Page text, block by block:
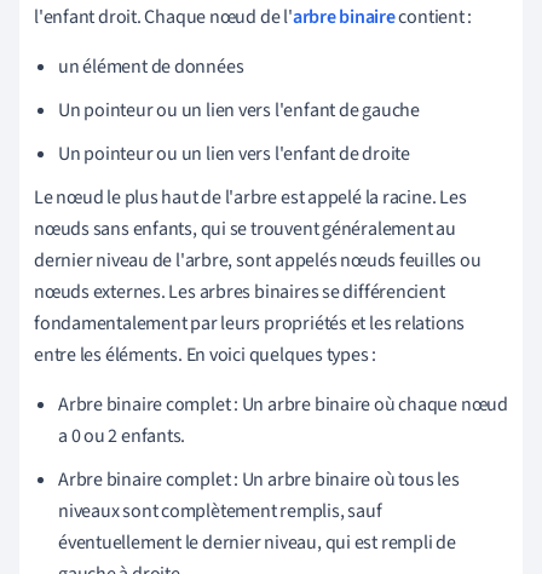
l'enfant droit. Chaque nœud de l'arbre binairecontient :
un élément de données
Un pointeur ou un lien vers l'enfant de gauche
Un pointeur ou un lien vers l'enfant de droite
Le nœud le plus haut de l'arbre est appelé la racine. Les
nœuds sans enfants, qui se trouvent généralement au
dernier niveau de l'arbre, sont appelés nœuds feuilles ou
nœuds externes. Les arbres binaires se différencient
fondamentalement par leurs propriétés et les relations
entre les éléments. En voici quelques types :
Arbre binaire complet : Un arbre binaire où chaque nœud
a 0 ou 2 enfants.
Arbre binaire complet : Un arbre binaire où tous les
niveaux sont complètement remplis, sauf
éventuellement le dernier niveau, qui est rempli de